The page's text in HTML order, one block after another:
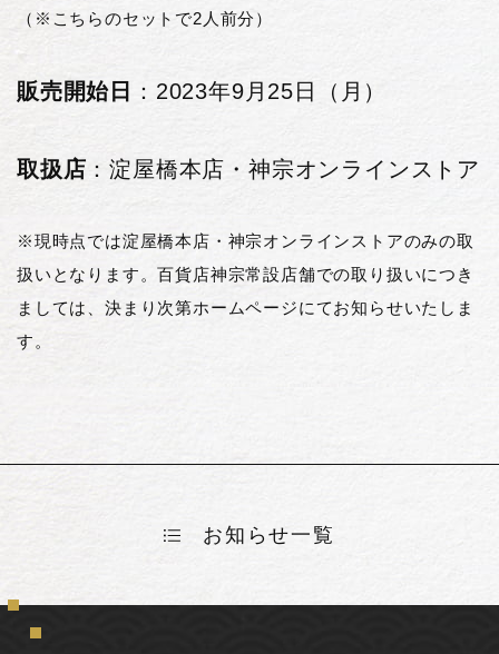
（※こちらのセットで2人前分）
販売開始日 ：2023年9月25日（月）
取扱店 ：淀屋橋本店・神宗オンラインストア
※現時点では淀屋橋本店・神宗オンラインストアのみの取
扱いとなります。百貨店神宗常設店舗での取り扱いにつき
ましては、決まり次第ホームページにてお知らせいたしま
す。
お知らせ一覧